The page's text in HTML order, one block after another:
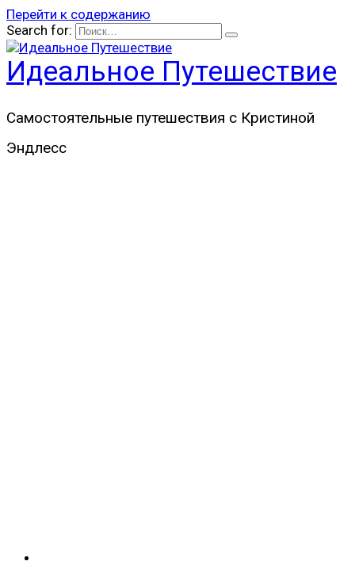
Перейти к содержанию
Search for:
Идеальное Путешествие
Самостоятельные путешествия с Кристиной
Эндлесс